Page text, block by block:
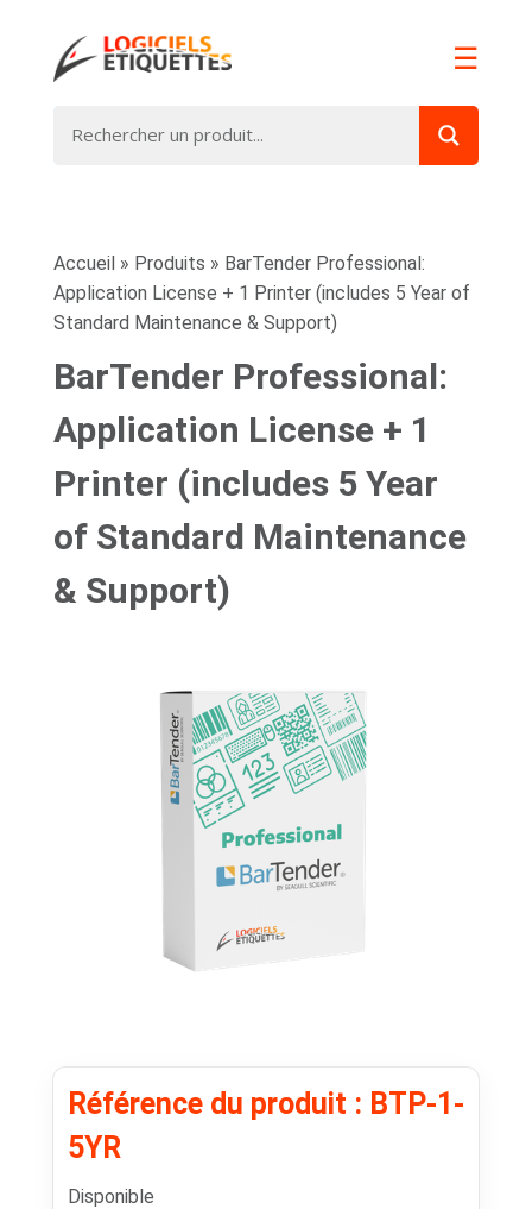
☰
Accueil » Produits » BarTender Professional:
Application License + 1 Printer (includes 5 Year of
Standard Maintenance & Support)
BarTender Professional:
Application License + 1
Printer (includes 5 Year
of Standard Maintenance
& Support)
Référence du produit : BTP-1-
5YR
Disponible